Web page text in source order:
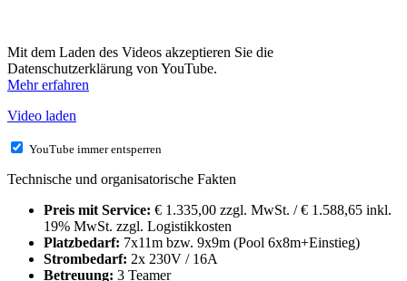
Mit dem Laden des Videos akzeptieren Sie die
Datenschutzerklärung von YouTube.
Mehr erfahren
Video laden
YouTube immer entsperren
Technische und organisatorische Fakten
Preis mit Service: € 1.335,00 zzgl. MwSt. / € 1.588,65 inkl.
19% MwSt. zzgl. Logistikkosten
Platzbedarf: 7x11m bzw. 9x9m (Pool 6x8m+Einstieg)
Strombedarf: 2x 230V / 16A
Betreuung: 3 Teamer